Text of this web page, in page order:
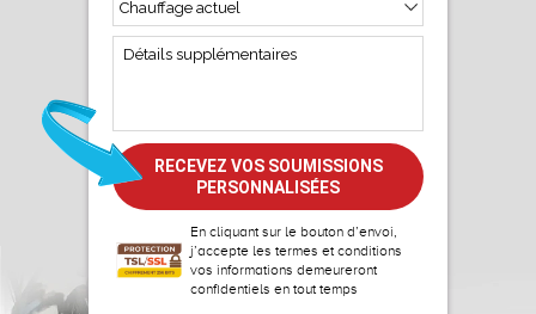
En cliquant sur le bouton d’envoi,
j’accepte les termes et conditions
vos informations demeureront
confidentiels en tout temps